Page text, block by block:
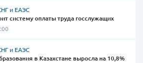
и ЕАЭС
систему оплаты труда госслужащих
и ЕАЭС
в Казахстане выросла на 10,8%